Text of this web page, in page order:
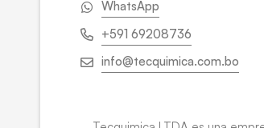
WhatsApp
+591 69208736
info@tecquimica.com.bo